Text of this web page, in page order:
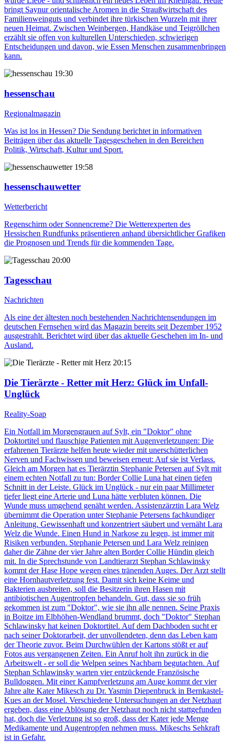
bringt Saynur orientalische Aromen in die Straußwirtschaft des
Familienweinguts und verbindet ihre türkischen Wurzeln mit ihrer
neuen Heimat. Zwischen Weinbergen, Handkäse und Teigröllchen
erzählt sie offen von kulturellen Unterschieden, schwierigen
Entscheidungen und davon, wie Essen Menschen zusammenbringen
kann.
19:30
hessenschau
Regionalmagazin
Was ist los in Hessen? Die Sendung berichtet in informativen
Beiträgen über das aktuelle Tagesgeschehen in den Bereichen
Politik, Wirtschaft, Kultur und Sport.
19:58
hessenschauwetter
Wetterbericht
Regenschirm oder Sonnencreme? Die Wetterexperten des
Hessischen Rundfunks präsentieren anhand übersichtlicher Grafiken
die Prognosen und Trends für die kommenden Tage.
20:00
Tagesschau
Nachrichten
Als eine der ältesten noch bestehenden Nachrichtensendungen im
deutschen Fernsehen wird das Magazin bereits seit Dezember 1952
ausgestrahlt. Berichtet wird über das aktuelle Geschehen im In- und
Ausland.
20:15
Die Tierärzte - Retter mit Herz: Glück im Unfall-
Unglück
Reality-Soap
Ein Notfall im Morgengrauen auf Sylt, ein "Doktor" ohne
Doktortitel und flauschige Patienten mit Augenverletzungen: Die
erfahrenen Tierärzte helfen heute wieder mit unerschütterlichen
Nerven und Fachwissen und beweisen erneut: Auf sie ist Verlass.
Gleich am Morgen hat es Tierärztin Stephanie Petersen auf Sylt mit
einem echten Notfall zu tun: Border Collie Luna hat einen tiefen
Schnitt in der Leiste. Glück im Unglück - nur ein paar Millimeter
tiefer liegt eine Arterie und Luna hätte verbluten können. Die
Wunde muss umgehend genäht werden. Assistenzärztin Lara Welz
übernimmt die Operation unter Stephanie Petersens fachkundiger
Anleitung. Gewissenhaft und konzentriert säubert und vernäht Lara
Welz die Wunde. Einen Hund in Narkose zu legen, ist immer mit
Risiken verbunden. Stephanie Petersen und Lara Welz reinigen
daher die Zähne der vier Jahre alten Border Collie Hündin gleich
mit. In die Sprechstunde von Landtierarzt Stephan Schlawinsky
kommt der Hase Hope wegen eines tränenden Auges. Der Arzt stellt
eine Hornhautverletzung fest. Damit sich keine Keime und
Bakterien ausbreiten, soll die Besitzerin ihren Hasen mit
antibiotischen Augentropfen behandeln. Gut, dass sie so früh
gekommen ist zum "Doktor", wie sie ihn alle nennen. Seine Praxis
in Boitze im Elbhöhen-Wendland brummt, doch "Doktor" Stephan
Schlawinsky hat keinen Doktortitel. Auf dem Dachboden sucht er
nach seiner Doktorarbeit, der unvollendeten, denn das Leben kam
der Theorie zuvor. Beim Durchwühlen der Kartons stößt er auf
Fotos aus vergangenen Zeiten. Ein Anruf holt ihn zurück in die
Arbeitswelt - er soll die Welpen seines Nachbarn begutachten. Auf
Stephan Schlawinsky warten vier entzückende Französische
Bulldoggen. Mit einer Kampfverletzung am Auge kommt der vier
Jahre alte Kater Mikesch zu Dr. Yasmin Diepenbruck in Bernkastel-
Kues an der Mosel. Verschiedene Untersuchungen an der Netzhaut
ergeben, dass eine Ablösung der Netzhaut noch nicht stattgefunden
hat, doch die Verletzung ist so groß, dass der Kater jede Menge
Medikamente und Augentropfen nehmen muss. Mikeschs Sehkraft
ist in Gefahr.